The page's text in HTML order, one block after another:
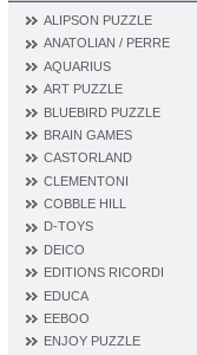
ALIPSON PUZZLE
ANATOLIAN / PERRE
AQUARIUS
ART PUZZLE
BLUEBIRD PUZZLE
BRAIN GAMES
CASTORLAND
CLEMENTONI
COBBLE HILL
D‐TOYS
DEICO
EDITIONS RICORDI
EDUCA
EEBOO
ENJOY PUZZLE